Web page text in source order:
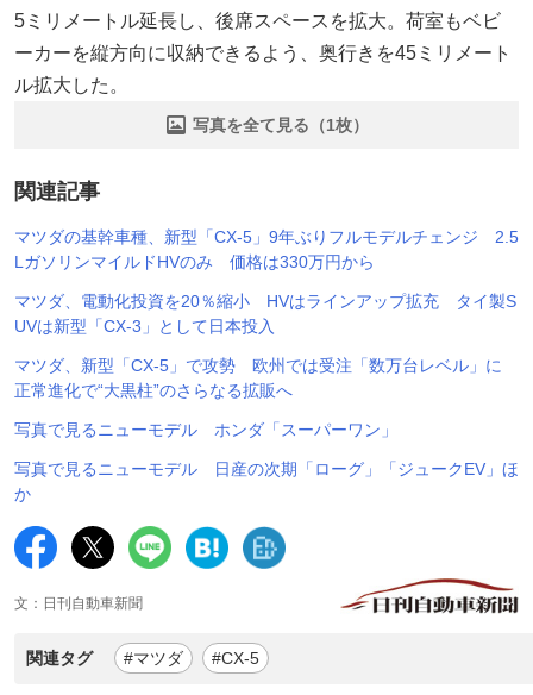
5ミリメートル延長し、後席スペースを拡大。荷室もベビ
ーカーを縦方向に収納できるよう、奥行きを45ミリメート
ル拡大した。
写真を全て見る（1枚）
関連記事
マツダの基幹車種、新型「CX-5」9年ぶりフルモデルチェンジ 2.5
LガソリンマイルドHVのみ 価格は330万円から
マツダ、電動化投資を20％縮小 HVはラインアップ拡充 タイ製S
UVは新型「CX-3」として日本投入
マツダ、新型「CX-5」で攻勢 欧州では受注「数万台レベル」に
正常進化で“大黒柱”のさらなる拡販へ
写真で見るニューモデル ホンダ「スーパーワン」
写真で見るニューモデル 日産の次期「ローグ」「ジュークEV」ほ
か
文：日刊自動車新聞
関連タグ #マツダ #CX-5